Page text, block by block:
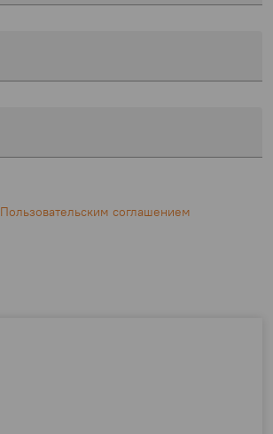
Пользовательским соглашением